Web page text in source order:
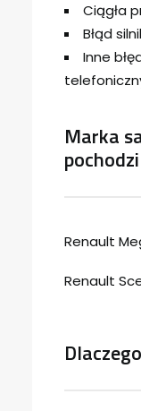
Ciągła
Błąd
Inne
Marka
Renault
Renault